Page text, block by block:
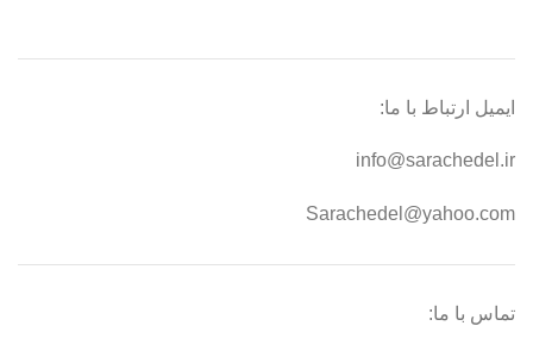
ایمیل ارتباط با ما:
info@sarachedel.ir
Sarachedel@yahoo.com
تماس با ما: